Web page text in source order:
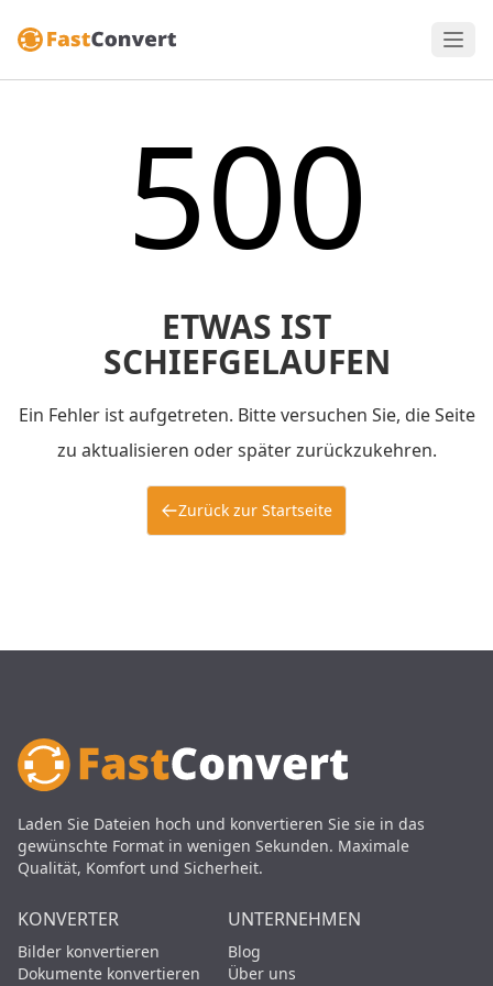
500
ETWAS IST
SCHIEFGELAUFEN
Ein Fehler ist aufgetreten. Bitte versuchen Sie, die Seite
zu aktualisieren oder später zurückzukehren.
Zurück zur Startseite
Laden Sie Dateien hoch und konvertieren Sie sie in das
gewünschte Format in wenigen Sekunden. Maximale
Qualität, Komfort und Sicherheit.
KONVERTER
Bilder konvertieren
Dokumente konvertieren
UNTERNEHMEN
Blog
Über uns